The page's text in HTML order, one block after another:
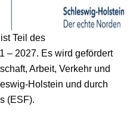
Teil des
– 2027. Es wird gefördert
Arbeit, Verkehr und
Holstein und durch
(ESF).